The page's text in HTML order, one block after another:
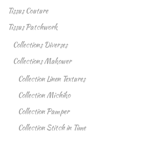
Tissus Couture
Tissus Patchwork
Collections Diverses
Collections Makower
Collection Linen Textures
Collection Michiko
Collection Pamper
Collection Stitch in Time